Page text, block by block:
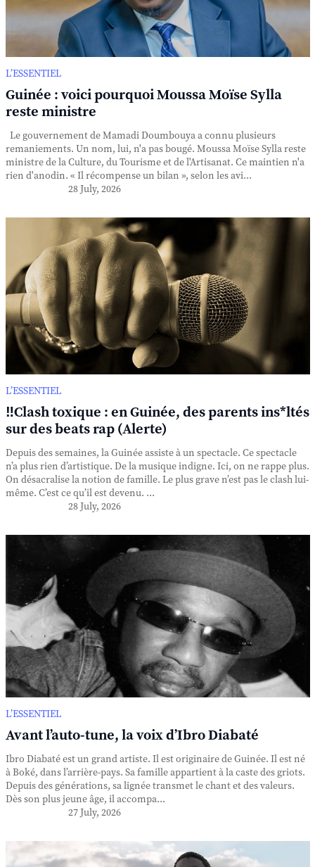
L’ESSENTIEL
Guinée : voici pourquoi Moussa Moïse Sylla
reste ministre
Le gouvernement de Mamadi Doumbouya a connu plusieurs
remaniements. Un nom, lui, n'a pas bougé. Moussa Moïse Sylla reste
ministre de la Culture, du Tourisme et de l'Artisanat. Ce maintien n'a
rien d'anodin. « Il récompense un bilan », selon les avi...
28 July, 2026
L’ESSENTIEL
‼️Clash toxique : en Guinée, des parents ins*ltés
sur des beats rap (Alerte)
Depuis des semaines, la Guinée assiste à un spectacle. Ce spectacle
n’a plus rien d’artistique. De la musique indigne. Ici, on ne rappe plus.
On désacralise la notion de famille. Le plus grave n’est pas le clash lui-
même. C’est ce qu’il est devenu. ...
28 July, 2026
L’ESSENTIEL
Avant l’auto-tune, la voix d’Ibro Diabaté
Ibro Diabaté est un grand artiste. Il est originaire de Guinée. Il est né
à Boké, dans l’arrière-pays. Sa famille appartient à la caste des griots.
Depuis des générations, sa lignée transmet le chant et des valeurs.
Dès son plus jeune âge, il accompa...
27 July, 2026